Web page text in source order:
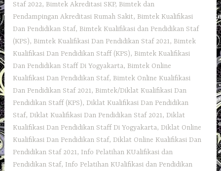
Staf 2022, Bimtek Akreditasi SKP, Bimtek dan
Pendampingan Akreditasi Rumah Sakit, Bimtek Kualifikasi
Dan Pendidikan Staf, Bimtek Kualifikasi dan Pendidikan Staf
(KPS), Bimtek Kualifikasi Dan Pendidikan Staf 2021, Bimtek
Kualifikasi Dan Pendidikan Staff (KPS), Bimtek Kualifikasi
Dan Pendidikan Staff Di Yogyakarta, Bimtek Online
Kualifikasi Dan Pendidikan Staf, Bimtek Online Kualifikasi
Dan Pendidikan Staf 2021, Bimtek/Diklat Kualifikasi Dan
Pendidikan Staff (KPS),Diklat Kualifikasi Dan Pendidikan
Staf,Diklat Kualifikasi Dan Pendidikan Staf 2021,Diklat
Kualifikasi Dan Pendidikan Staff Di Yogyakarta,Diklat Online
Kualifikasi Dan Pendidikan Staf,Diklat Online Kualifikasi Dan
Pendidikan Staf 2021, Info Pelatihan KUalifikasi dan
Pendidikan Staf, Info Pelatihan KUalifikasi dan Pendidikan